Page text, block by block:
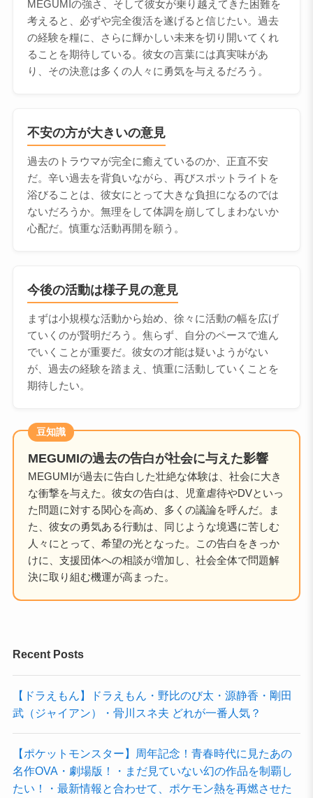
MEGUMIの強さ、そして彼女が乗り越えてきた困難を
考えると、必ずや完全復活を遂げると信じたい。過去
の経験を糧に、さらに輝かしい未来を切り開いてくれ
ることを期待している。彼女の言葉には真実味があ
り、その決意は多くの人々に勇気を与えるだろう。
不安の方が大きいの意見
過去のトラウマが完全に癒えているのか、正直不安
だ。辛い過去を背負いながら、再びスポットライトを
浴びることは、彼女にとって大きな負担になるのでは
ないだろうか。無理をして体調を崩してしまわないか
心配だ。慎重な活動再開を願う。
今後の活動は様子見の意見
まずは小規模な活動から始め、徐々に活動の幅を広げ
ていくのが賢明だろう。焦らず、自分のペースで進ん
でいくことが重要だ。彼女の才能は疑いようがない
が、過去の経験を踏まえ、慎重に活動していくことを
期待したい。
豆知識
MEGUMIの過去の告白が社会に与えた影響
MEGUMIが過去に告白した壮絶な体験は、社会に大き
な衝撃を与えた。彼女の告白は、児童虐待やDVといっ
た問題に対する関心を高め、多くの議論を呼んだ。ま
た、彼女の勇気ある行動は、同じような境遇に苦しむ
人々にとって、希望の光となった。この告白をきっか
けに、支援団体への相談が増加し、社会全体で問題解
決に取り組む機運が高まった。
Recent Posts
【ドラえもん】ドラえもん・野比のび太・源静香・剛田
武（ジャイアン）・骨川スネ夫 どれが一番人気？
【ポケットモンスター】周年記念！青春時代に見たあの
名作OVA・劇場版！・まだ見ていない幻の作品を制覇し
たい！・最新情報と合わせて、ポケモン熱を再燃させた